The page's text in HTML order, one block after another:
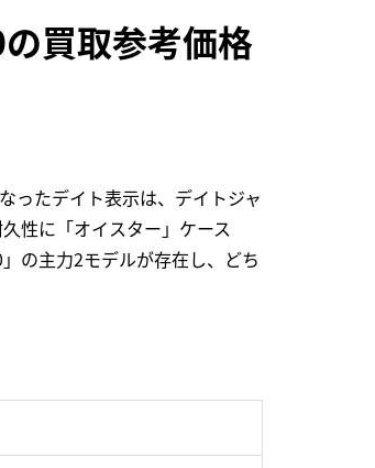
買取参考価格
ったデイト表示は、デイトジャ
性に「オイスター」ケース
の主力2モデルが存在し、どち